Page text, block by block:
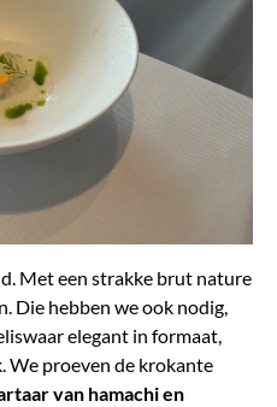
Met een strakke brut nature
Die hebben we ook nodig,
elegant in formaat,
We proeven de krokante
van hamachi en